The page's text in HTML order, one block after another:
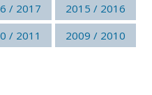
/ 2017
2015 / 2016
/ 2011
2009 / 2010